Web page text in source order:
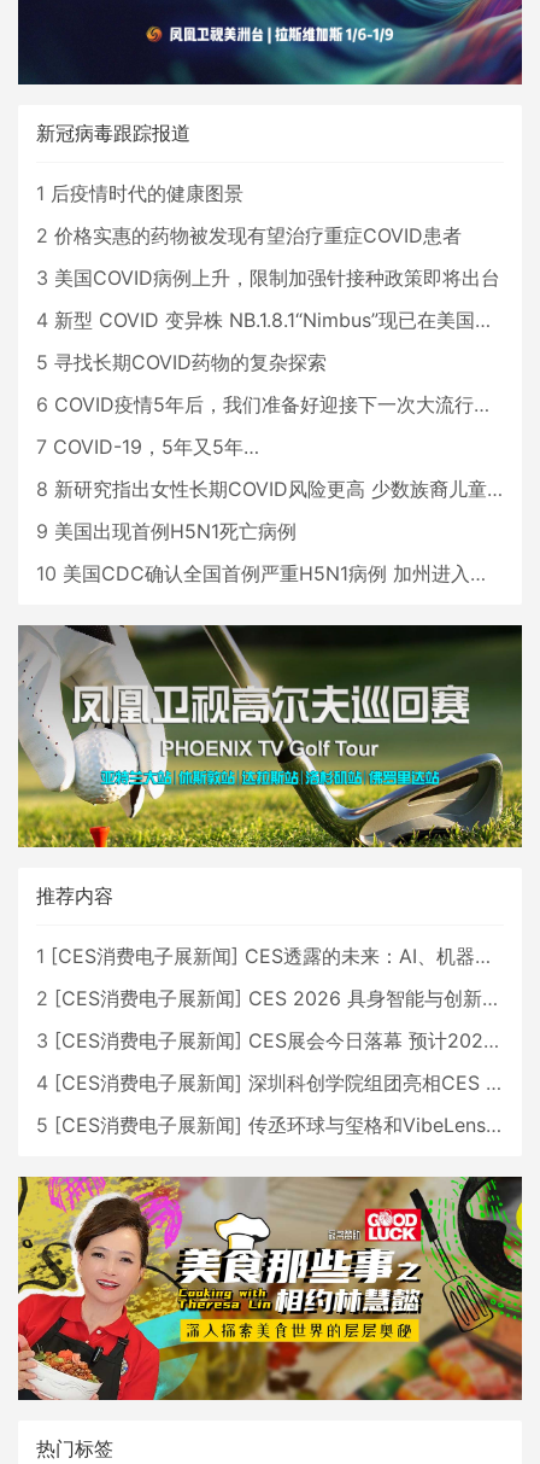
新冠病毒跟踪报道
1 后疫情时代的健康图景
2 价格实惠的药物被发现有望治疗重症COVID患者
3 美国COVID病例上升，限制加强针接种政策即将出台
4 新型 COVID 变异株 NB.1.8.1“Nimbus”现已在美国占据主导地位
5 寻找长期COVID药物的复杂探索
6 COVID疫情5年后，我们准备好迎接下一次大流行了吗？
7 COVID-19，5年又5年…
8 新研究指出女性长期COVID风险更高 少数族裔儿童存在差异
9 美国出现首例H5N1死亡病例
10 美国CDC确认全国首例严重H5N1病例 加州进入紧急状态
推荐内容
1 [CES消费电子展新闻] CES透露的未来：AI、机器人与智能生活大爆发
2 [CES消费电子展新闻] CES 2026 具身智能与创新领域 中国公司大放异彩
3 [CES消费电子展新闻] CES展会今日落幕 预计2026行业收入将超五千亿美元
4 [CES消费电子展新闻] 深圳科创学院组团亮相CES 广受好评
5 [CES消费电子展新闻] 传丞环球与玺格和VibeLens共同推出全新耳机
热门标签